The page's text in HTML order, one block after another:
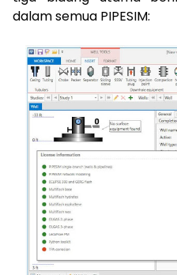
dalam semua PIPESIM: